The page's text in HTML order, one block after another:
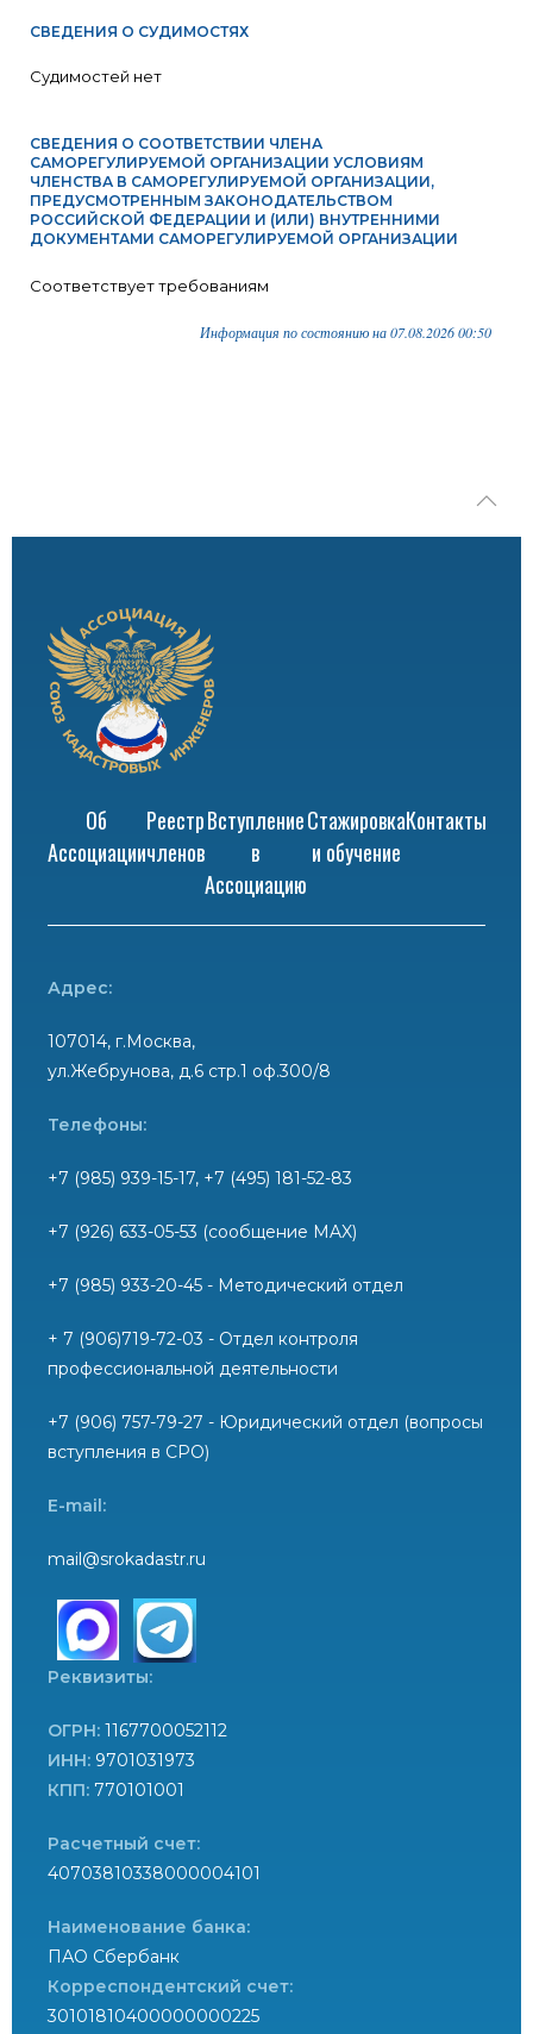
СВЕДЕНИЯ О СУДИМОСТЯХ
Судимостей нет
СВЕДЕНИЯ О СООТВЕТСТВИИ ЧЛЕНА
САМОРЕГУЛИРУЕМОЙ ОРГАНИЗАЦИИ УСЛОВИЯМ
ЧЛЕНСТВА В САМОРЕГУЛИРУЕМОЙ ОРГАНИЗАЦИИ,
ПРЕДУСМОТРЕННЫМ ЗАКОНОДАТЕЛЬСТВОМ
РОССИЙСКОЙ ФЕДЕРАЦИИ И (ИЛИ) ВНУТРЕННИМИ
ДОКУМЕНТАМИ САМОРЕГУЛИРУЕМОЙ ОРГАНИЗАЦИИ
Соответствует требованиям
Информация по состоянию на 07.08.2026 00:50
Об
Ассоциации
Реестр
членов
Вступление
в
Ассоциацию
Стажировка
и обучение
Контакты
Адрес:
107014, г.Москва,
ул.Жебрунова, д.6 стр.1 оф.300/8
Телефоны:
+7 (985) 939-15-17, +7 (495) 181-52-83
+7 (926) 633-05-53 (сообщение MAX)
+7 (985) 933-20-45 - Методический отдел
+ 7 (906)719-72-03 - Отдел контроля
профессиональной деятельности
+7 (906) 757-79-27 - Юридический отдел (вопросы
вступления в СРО)
E-mail:
mail@srokadastr.ru
Реквизиты:
ОГРН: 1167700052112
ИНН: 9701031973
КПП: 770101001
Расчетный счет:
40703810338000004101
Наименование банка:
ПАО Сбербанк
Корреспондентский счет:
30101810400000000225